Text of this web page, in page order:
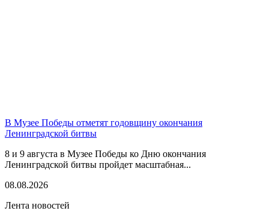
В Музее Победы отметят годовщину окончания
Ленинградской битвы
8 и 9 августа в Музее Победы ко Дню окончания
Ленинградской битвы пройдет масштабная...
08.08.2026
Лента новостей